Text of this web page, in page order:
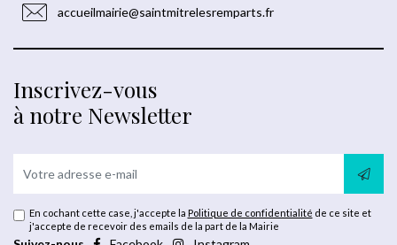
accueilmairie@saintmitrelesremparts.fr
Inscrivez-vous
à notre Newsletter
En cochant cette case, j'accepte la Politique de confidentialité de ce site et
j'accepte de recevoir des emails de la part de la Mairie